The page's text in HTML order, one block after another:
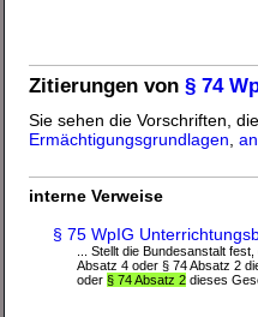
Zitierungen von § 74
Sie sehen die Vorschriften,
Ermächtigungsgrundlagen
interne Verweise
§ 75 WpIG
... Stellt die Bundesanstalt
Absatz 4 oder § 74 Absatz 2
oder § 74 Absatz 2 dieses